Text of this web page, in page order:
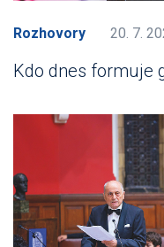
Rozhovory 20. 7.
Kdo dnes formuje